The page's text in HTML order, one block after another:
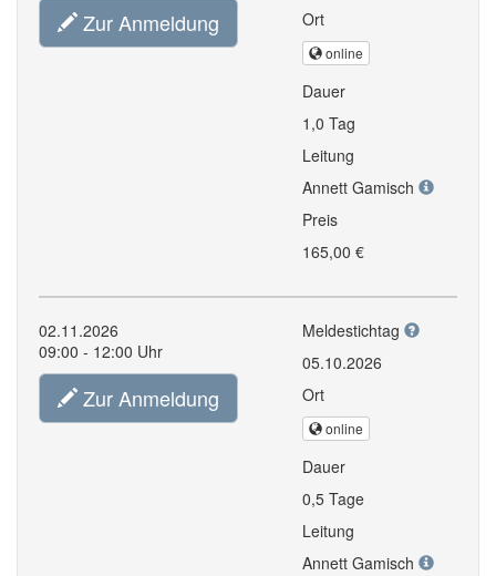
Zur Anmeldung
Ort
online
Dauer
1,0 Tag
Leitung
Annett Gamisch
Preis
165,00 €
02.11.2026
09:00 - 12:00 Uhr
Zur Anmeldung
Meldestichtag
05.10.2026
Ort
online
Dauer
0,5 Tage
Leitung
Annett Gamisch